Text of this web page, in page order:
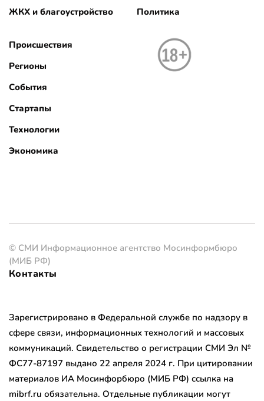
ЖКХ и благоустройство
Политика
Происшествия
Регионы
События
Стартапы
Технологии
Экономика
© СМИ Информационное агентство Мосинформбюро
(МИБ РФ)
Контакты
Зарегистрировано в Федеральной службе по надзору в
сфере связи, информационных технологий и массовых
коммуникаций. Свидетельство о регистрации СМИ Эл №
ФС77-87197 выдано 22 апреля 2024 г. При цитировании
материалов ИА Мосинфорбюро (МИБ РФ) ссылка на
mibrf.ru обязательна. Отдельные публикации могут